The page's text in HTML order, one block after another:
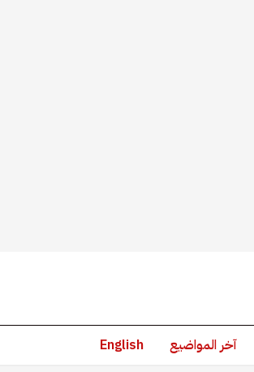
آخر المواضيع English